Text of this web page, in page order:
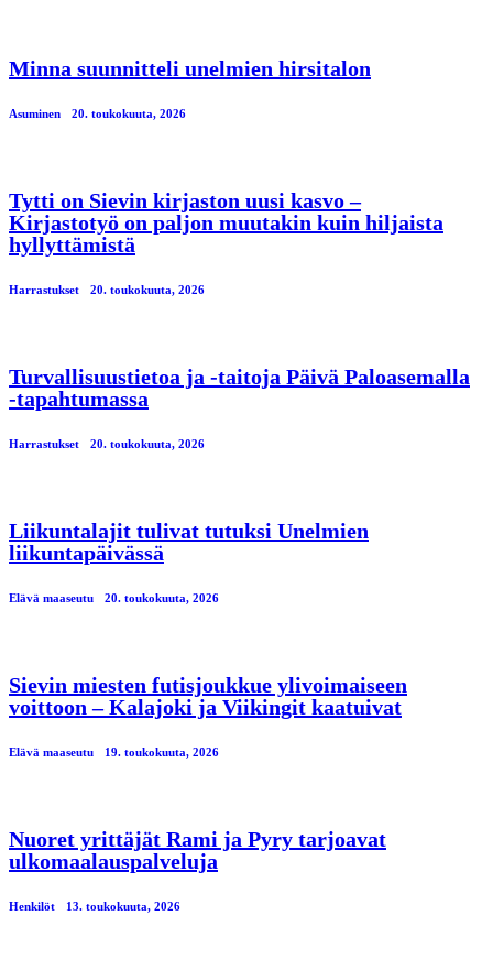
Minna suunnitteli unelmien hirsitalon
Asuminen 20. toukokuuta, 2026
Tytti on Sievin kirjaston uusi kasvo –
Kirjastotyö on paljon muutakin kuin hiljaista
hyllyttämistä
Harrastukset 20. toukokuuta, 2026
Turvallisuustietoa ja -taitoja Päivä Paloasemalla
-tapahtumassa
Harrastukset 20. toukokuuta, 2026
Liikuntalajit tulivat tutuksi Unelmien
liikuntapäivässä
Elävä maaseutu 20. toukokuuta, 2026
Sievin miesten futisjoukkue ylivoimaiseen
voittoon – Kalajoki ja Viikingit kaatuivat
Elävä maaseutu 19. toukokuuta, 2026
Nuoret yrittäjät Rami ja Pyry tarjoavat
ulkomaalauspalveluja
Henkilöt 13. toukokuuta, 2026